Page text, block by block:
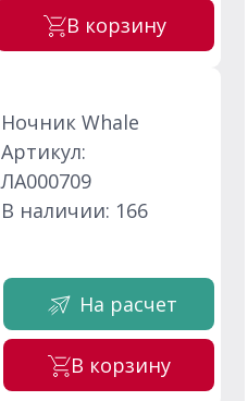
В корзину
Ночник Whale
Артикул:
ЛА000709
В наличии: 166
На расчет
В корзину